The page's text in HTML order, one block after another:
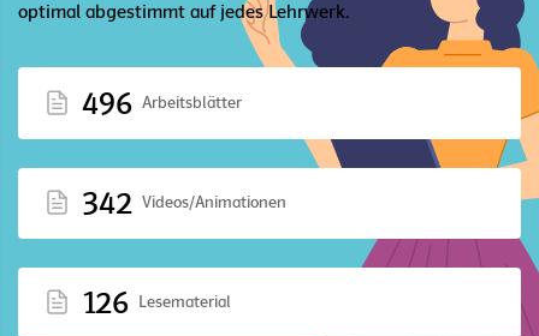
optimal abgestimmt auf jedes Lehrwerk.
496 Arbeitsblätter
342 Videos/Animationen
126 Lesematerial